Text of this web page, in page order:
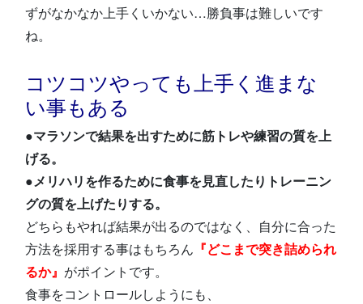
ずがなかなか上手くいかない…勝負事は難しいです
ね。
コツコツやっても上手く進まな
い事もある
●マラソンで結果を出すために筋トレや練習の質を上
げる。
●メリハリを作るために食事を見直したりトレーニン
グの質を上げたりする。
どちらもやれば結果が出るのではなく、自分に合った
方法を採用する事はもちろん 『どこまで突き詰められ
るか』 がポイントです。
食事をコントロールしようにも、